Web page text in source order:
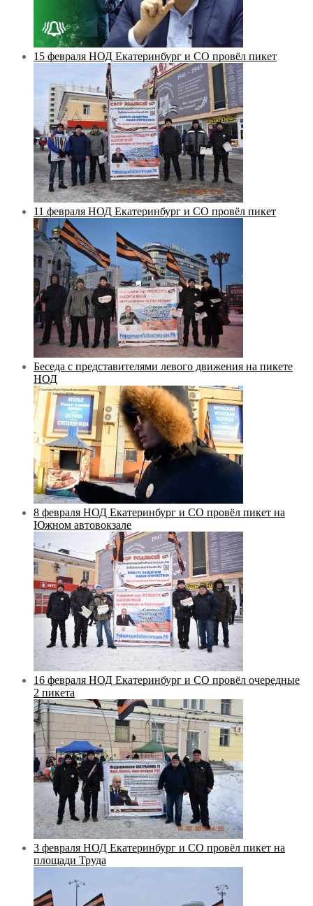
15 февраля НОД Екатеринбург и СО провёл пикет
11 февраля НОД Екатеринбург и СО провёл пикет
Беседа с представителями левого движения на пикете
НОД
8 февраля НОД Екатеринбург и СО провёл пикет на
Южном автовокзале
16 февраля НОД Екатеринбург и СО провёл очередные
2 пикета
3 февраля НОД Екатеринбург и СО провёл пикет на
площади Труда